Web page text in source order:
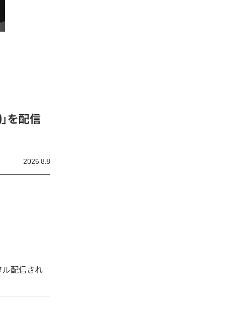
を配信
2026.8.8
ル配信され